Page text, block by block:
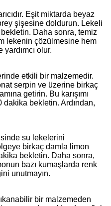
Eşit miktarda beyaz
şişesine doldurun. Lekeli
Daha sonra, temiz
lekenin çözülmesine hem
olur.
etkili bir malzemedir.
serpin ve üzerine birkaç
getirin. Bu karışımı
bekletin. Ardından,
su lekelerini
birkaç damla limon
bekletin. Daha sonra,
bazı kumaşlarda renk
unutmayın.
bir malzemeden